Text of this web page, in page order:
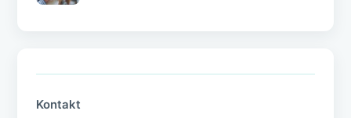
Kontakt